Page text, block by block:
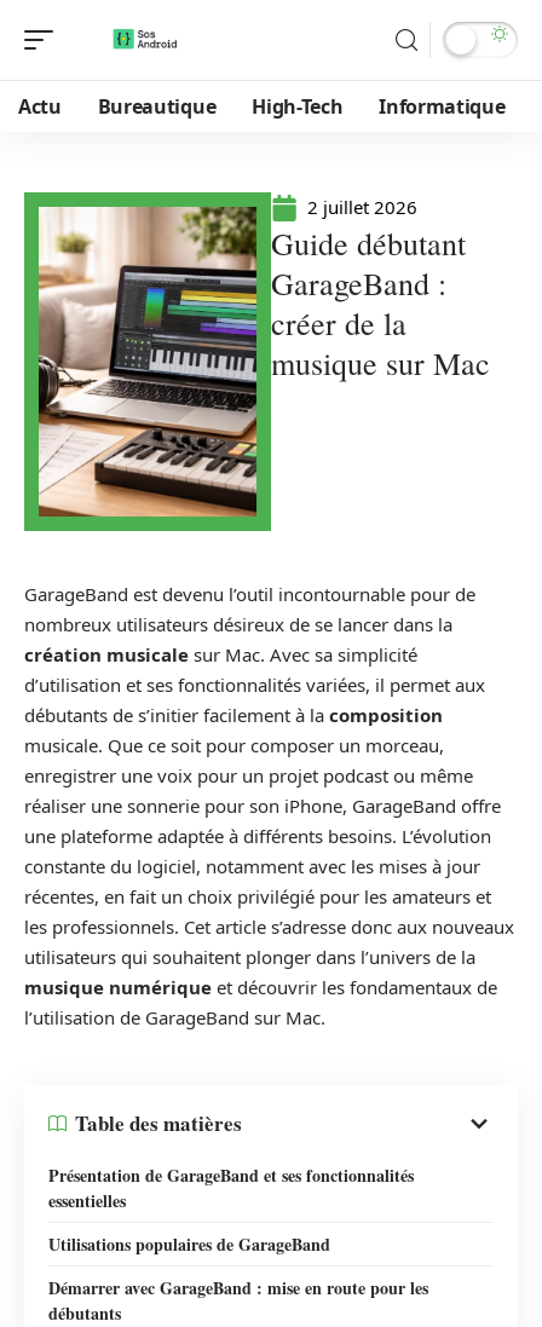
Actu Bureautique High-Tech Informatique
2 juillet 2026
Guide débutant
GarageBand :
créer de la
musique sur Mac
GarageBand est devenu l’outil incontournable pour de
nombreux utilisateurs désireux de se lancer dans la
création musicale sur Mac. Avec sa simplicité
d’utilisation et ses fonctionnalités variées, il permet aux
débutants de s’initier facilement à la composition
musicale. Que ce soit pour composer un morceau,
enregistrer une voix pour un projet podcast ou même
réaliser une sonnerie pour son iPhone, GarageBand offre
une plateforme adaptée à différents besoins. L’évolution
constante du logiciel, notamment avec les mises à jour
récentes, en fait un choix privilégié pour les amateurs et
les professionnels. Cet article s’adresse donc aux nouveaux
utilisateurs qui souhaitent plonger dans l’univers de la
musique numérique et découvrir les fondamentaux de
l’utilisation de GarageBand sur Mac.
Table des matières
Présentation de GarageBand et ses fonctionnalités
essentielles
Utilisations populaires de GarageBand
Démarrer avec GarageBand : mise en route pour les
débutants